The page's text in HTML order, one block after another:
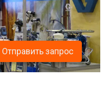
Отправить запрос